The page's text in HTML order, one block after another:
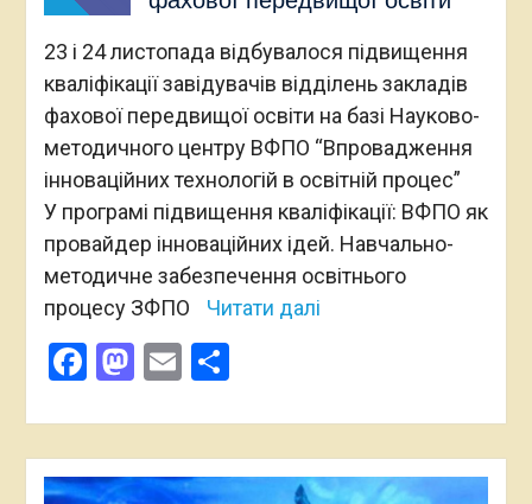
23 і 24 листопада відбувалося підвищення
кваліфікації завідувачів відділень закладів
фахової передвищої освіти на базі Науково-
методичного центру ВФПО “Впровадження
інноваційних технологій в освітній процес”
У програмі підвищення кваліфікації: ВФПО як
провайдер інноваційних ідей. Навчально-
методичне забезпечення освітнього
процесу ЗФПО
Читати далі
Facebook
Mastodon
Email